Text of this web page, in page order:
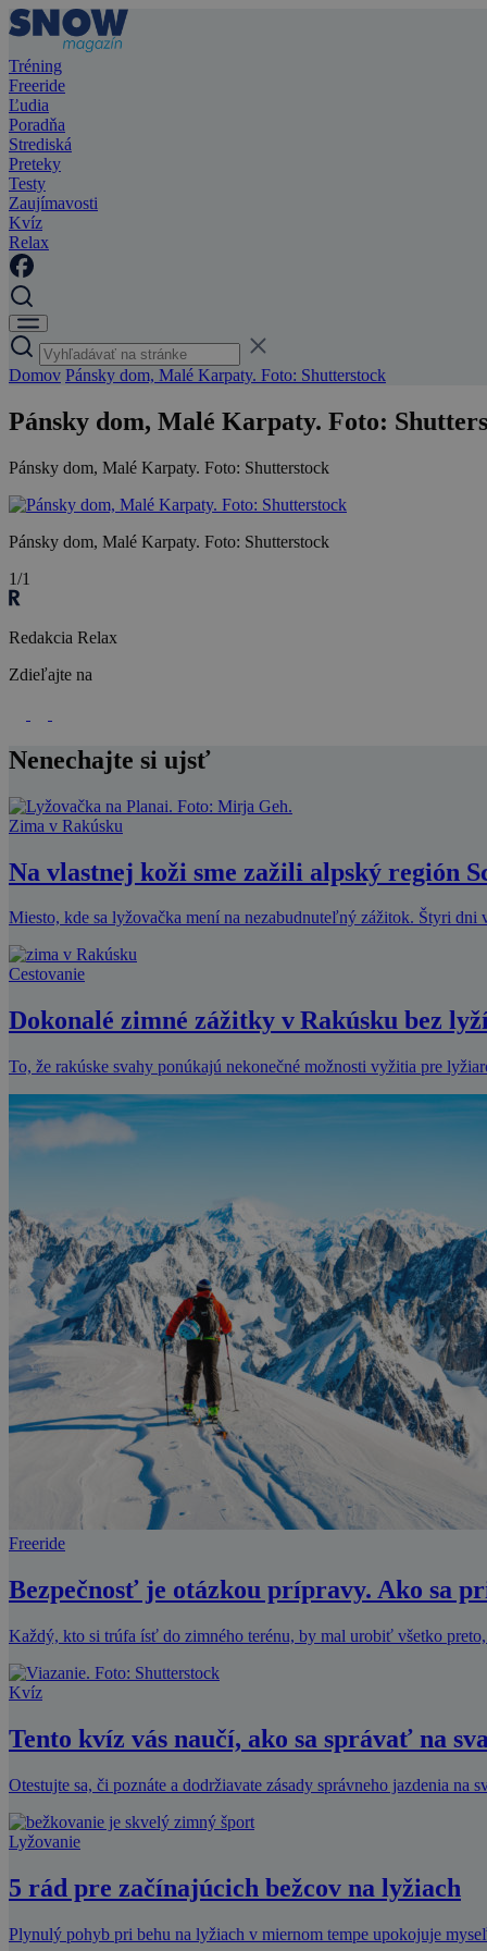
Tréning
Freeride
Ľudia
Poradňa
Strediská
Preteky
Testy
Zaujímavosti
Kvíz
Relax
Domov Pánsky dom, Malé Karpaty. Foto: Shutterstock
Pánsky dom, Malé Karpaty. Foto:
Pánsky dom, Malé Karpaty. Foto: Shutterstock
Pánsky dom, Malé Karpaty. Foto: Shutterstock
1/1
Redakcia Relax
Zdieľajte na
Nenechajte si ujsť
Zima v Rakúsku
Na vlastnej koži sme zažili alpský región
Miesto, kde sa lyžovačka mení na nezabudnuteľný zážitok. Štyri
Cestovanie
Dokonalé zimné zážitky v Rakúsku bez
To, že rakúske svahy ponúkajú nekonečné možnosti vyžitia pre
Freeride
Bezpečnosť je otázkou prípravy. Ako sa
Každý, kto si trúfa ísť do zimného terénu, by mal urobiť všetko
Kvíz
Tento kvíz vás naučí, ako sa správať na
Otestujte sa, či poznáte a dodržiavate zásady správneho jazdenia
Lyžovanie
5 rád pre začínajúcich bežcov na lyžiach
Plynulý pohyb pri behu na lyžiach v miernom tempe upokojuje